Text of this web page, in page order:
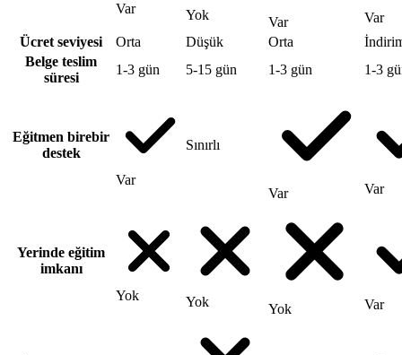
Var Yok Var
Var
Ücret seviyesi
Orta Düşük Orta
Belge teslim
süresi
1-3 gün 5-15 gün 1-3 gün 1-3
Eğitmen birebir
destek
Var
Sınırlı
Var Var
Yerinde eğitim
imkanı
Yok
Yok Yok Var